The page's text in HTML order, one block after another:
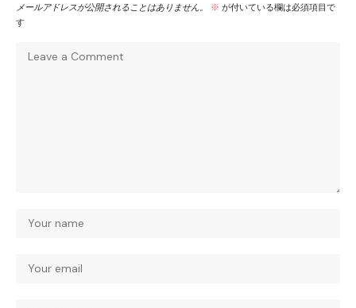
メールアドレスが公開されることはありません。 ※ が付いている欄は必須項目で
す